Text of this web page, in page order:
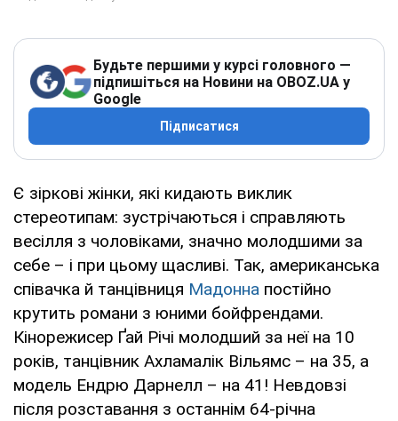
Будьте першими у курсі головного —
підпишіться на Новини на OBOZ.UA у
Google
Підписатися
Є зіркові жінки, які кидають виклик
стереотипам: зустрічаються і справляють
весілля з чоловіками, значно молодшими за
себе – і при цьому щасливі. Так, американська
співачка й танцівниця Мадонна постійно
крутить романи з юними бойфрендами.
Кінорежисер Ґай Річі молодший за неї на 10
років, танцівник Ахламалік Вільямс – на 35, а
модель Ендрю Дарнелл – на 41! Невдовзі
після розставання з останнім 64-річна